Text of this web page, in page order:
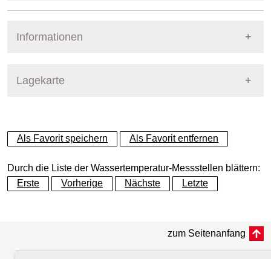
Informationen
Lagekarte
+
−
Als Favorit speichern Als Favorit entfernen
Durch die Liste der Wassertemperatur-Messstellen blättern:
Erste
Vorherige Nächste Letzte
zum Seitenanfang